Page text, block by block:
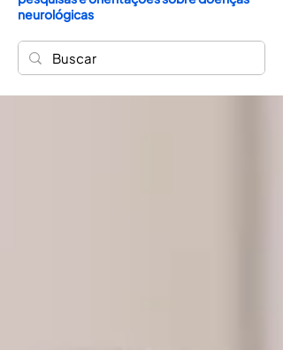
neurológicas